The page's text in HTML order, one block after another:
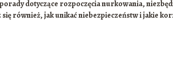
dotyczące rozpoczęcia nurkowania,
również, jak unikać niebezpieczeństw i jakie